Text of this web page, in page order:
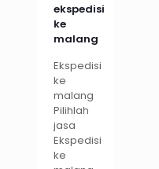
ekspedisi
ke
malang
Ekspedisi
ke
malang
Pilihlah
jasa
Ekspedisi
ke